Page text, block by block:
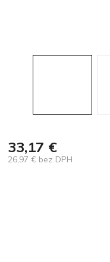
33,17 €
26,97 € bez DPH